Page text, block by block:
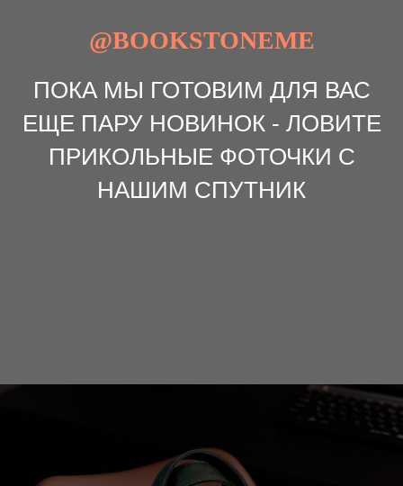
@BOOKSTONEME
ПОКА МЫ ГОТОВИМ ДЛЯ ВАС
ЕЩЕ ПАРУ НОВИНОК - ЛОВИТЕ
ПРИКОЛЬНЫЕ ФОТОЧКИ С
НАШИМ СПУТНИК